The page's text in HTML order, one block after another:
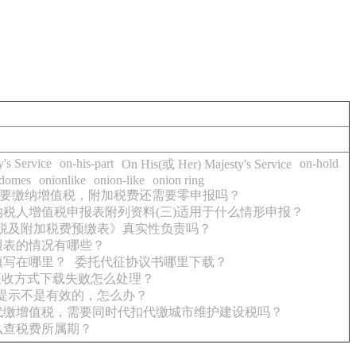
Service on-his-part On His(或 Her) Majesty's Service on-hold
onionlike onion-like onion ring
缴纳增值税，附加税费还需要零申报吗？
税人增值税申报表附列资料(三)适用于什么情形申报？
及附加税费预缴表》真实性负责吗？
的情况有哪些？
在哪里？
委托代征协议书哪里下载？
方式下载失败怎么处理？
示不是有效的，怎么办？
增值税，需要同时代扣代缴城市维护建设税吗？
税费所属期？